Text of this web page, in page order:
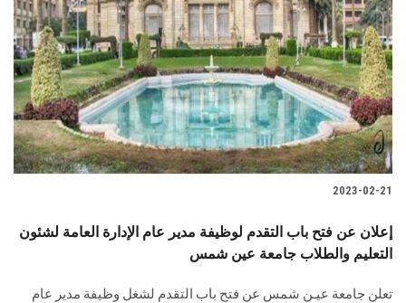
2023-02-21
إعلان عن فتح باب التقدم لوظيفة مدير عام الإدارة العامة لشئون
التعليم والطلاب جامعة عين شمس
تعلن جامعة عيـن شمس عن فتح باب التقدم لشغل وظيفة مدير عام